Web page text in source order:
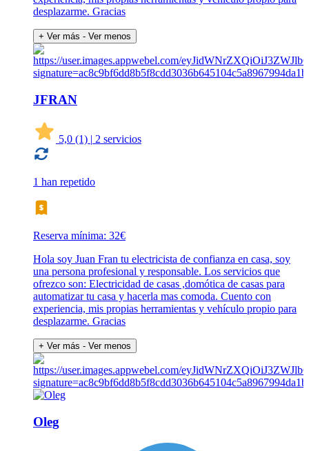
desplazarme. Gracias
+ Ver más - Ver menos
JFRAN
5,0 (1) | 2 servicios
1 han repetido
Reserva mínima: 32€
Hola soy Juan Fran tu electricista de confianza en casa, soy
una persona profesional y responsable. Los servicios que
ofrezco son: Electricidad de casas ,domótica de casas para
automatizar tu casa y hacerla mas comoda. Cuento con
experiencia, mis propias herramientas y vehículo propio para
desplazarme. Gracias
+ Ver más - Ver menos
Oleg